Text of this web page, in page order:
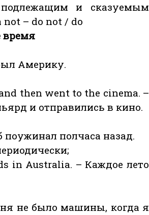
и сказуемым
not – do not / do
время
Америку.
then went to the cinema. –
и отправились в кино.
поужинал полчаса назад.
in Australia. – Каждое лето
не было машины, когда я